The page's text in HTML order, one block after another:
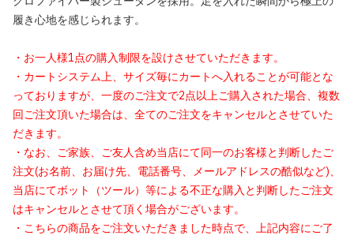
履き心地を感じられます。
・お一人様1点の購入制限を設けさせていただきます。
・カートシステム上、サイズ毎にカートへ入れることが可能とな
っておりますが、一度のご注文で2点以上ご購入された場合、複数
回ご注文頂いた場合は、全てのご注文をキャンセルとさせていた
だきます。
・なお、ご家族、ご友人含め当店にて同一のお客様と判断したご
注文(お名前、お届け先、電話番号、メールアドレスの酷似など)、
当店にてボット（ツール）等による不正な購入と判断したご注文
はキャンセルとさせて頂く場合がございます。
・こちらの商品をご注文いただきました時点で、上記内容にご了